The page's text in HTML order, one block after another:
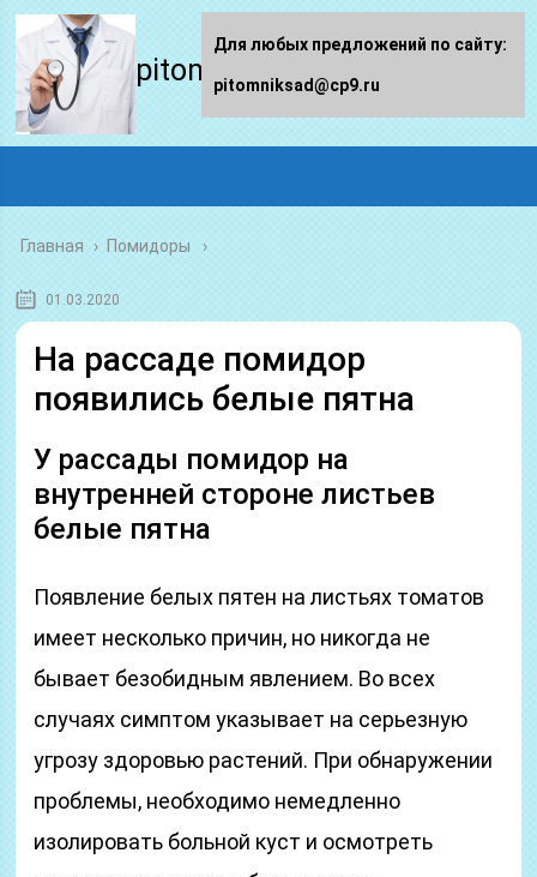
pitomniksad.ru
Главная › Помидоры
01.03.2020
На рассаде помидор
появились белые пятна
У рассады помидор на
внутренней стороне листьев
белые пятна
Появление белых пятен на листьях томатов
имеет несколько причин, но никогда не
бывает безобидным явлением. Во всех
случаях симптом указывает на серьезную
угрозу здоровью растений. При обнаружении
проблемы, необходимо немедленно
изолировать больной куст и осмотреть
Для любых предложений по сайту:
pitomniksad@cp9.ru